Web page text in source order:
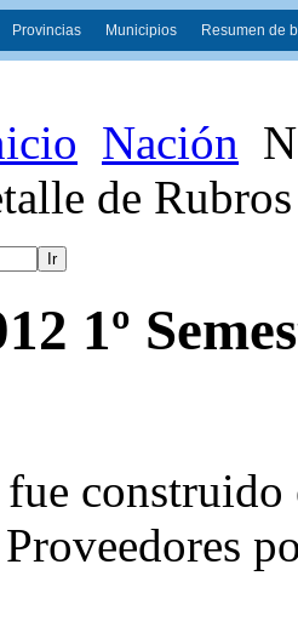
Provincias Municipios Resumen de
Nación
de Rubros
Ir
1º
construido